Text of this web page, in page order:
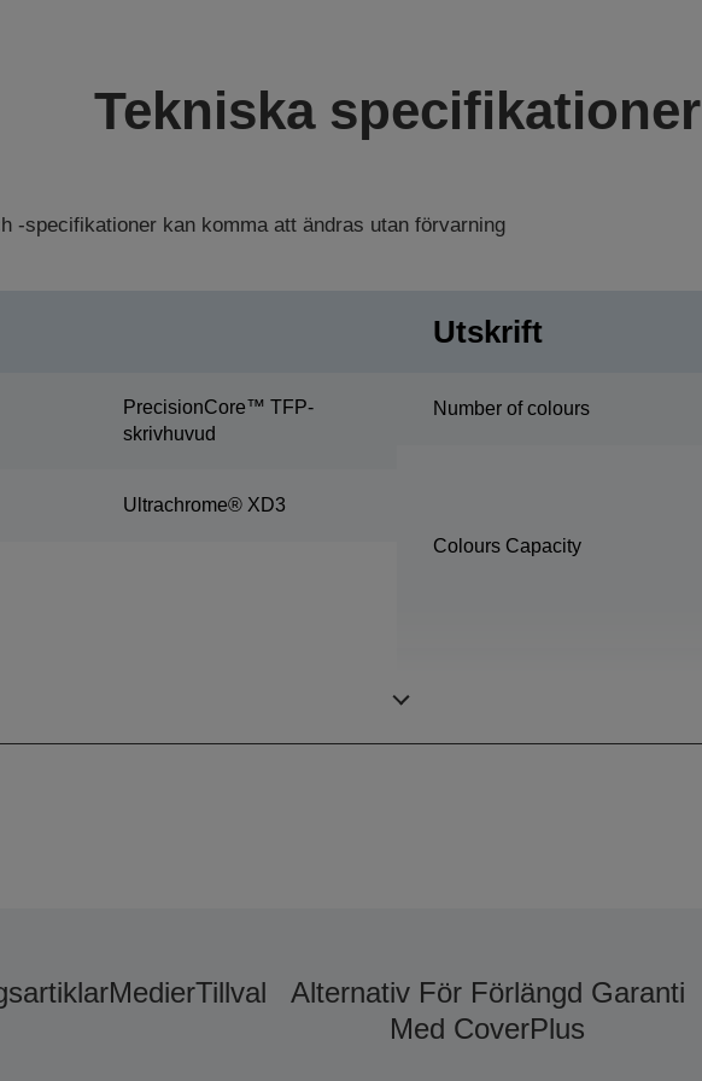
Tekniska specifikationer
-specifikationer kan komma att ändras utan förvarning
PrecisionCore™ TFP-
skrivhuvud
Ultrachrome® XD3
Utskrift
Number of colours
Colours Capacity
MedierTillval
Alternativ För Förlängd Garanti
Med CoverPlus